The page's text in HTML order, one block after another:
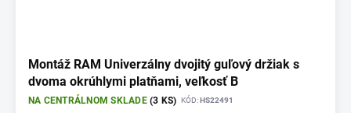
Montáž RAM Univerzálny dvojitý guľový držiak s
dvoma okrúhlymi platňami, veľkosť B
NA CENTRÁLNOM SKLADE(3 KS) KÓD:HS22491